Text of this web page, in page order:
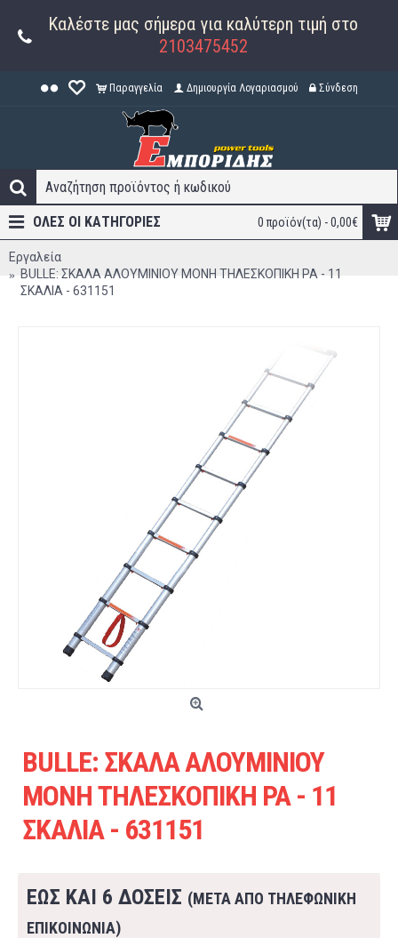
Καλέστε μας σήμερα για καλύτερη τιμή στο
2103475452
Παραγγελία Δημιουργία Λογαριασμού Σύνδεση
0 προϊόν(τα) - 0,00€
ΟΛΕΣ ΟΙ ΚΑΤΗΓΟΡΊΕΣ
Εργαλεία
BULLE: ΣΚΑΛΑ ΑΛΟΥΜΙΝΙΟΥ ΜΟΝΗ ΤΗΛΕΣΚΟΠΙΚΗ PA - 11
ΣΚΑΛΙΑ - 631151
BULLE: ΣΚΑΛΑ ΑΛΟΥΜΙΝΙΟΥ
ΜΟΝΗ ΤΗΛΕΣΚΟΠΙΚΗ PA - 11
ΣΚΑΛΙΑ - 631151
ΕΩΣ ΚΑΙ 6 ΔΟΣΕΙΣ (ΜΕΤΑ ΑΠΟ ΤΗΛΕΦΩΝΙΚΗ
ΕΠΙΚΟΙΝΩΝΙΑ)